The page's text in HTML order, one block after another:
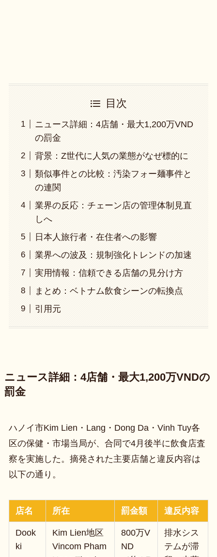
目次
ニュース詳細：4店舗・最大1,200万VND
の罰金
背景：Z世代に人気の業態がなぜ標的に
類似事件との比較：汚染フォー麺事件と
の連関
業界の反応：チェーン店の管理体制見直
しへ
日本人旅行者・在住者への影響
業界への波及：規制強化トレンドの加速
実用情報：信頼できる店舗の見分け方
まとめ：ベトナム飲食シーンの転換点
引用元
ニュース詳細：4店舗・最大1,200万VNDの
罰金
ハノイ市Kim Lien・Lang・Dong Da・Vinh Tuy各
区の保健・市場当局が、合同で4月後半に飲食店査
察を実施した。摘発された主要店舗と違反内容は
以下の通り。
店名 所在 罰金額 違反内容
Dook
ki
Kim Lien地区
Vincom Pham
800万V
ND
排水シス
テムが滞